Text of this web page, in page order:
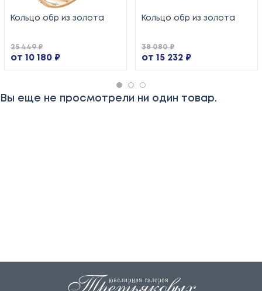
Кольцо обр из золота
от 10 180 ₽
25 449 ₽
Кольцо обр из золота
от 15 232 ₽
38 080 ₽
Вы еще не просмотрели ни один товар.